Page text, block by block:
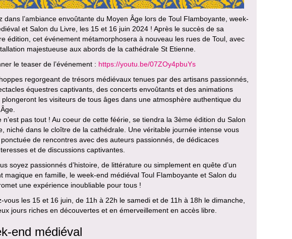
dans l’ambiance envoûtante du Moyen Âge lors de Toul Flamboyante, week-
et Salon du Livre, les 15 et 16 juin 2024 ! Après le succès de sa
édition, cet événement métamorphosera à nouveau les rues de Toul, avec
majestueuse aux abords de la cathédrale St Etienne.
le teaser de l’événement : https://youtu.be/07ZOy4pbuYs
regorgeant de trésors médiévaux tenues par des artisans passionnés,
équestres captivants, des concerts envoûtants et des animations
plongeront les visiteurs de tous âges dans une atmosphère authentique du
n’est pas tout ! Au coeur de cette féérie, se tiendra la 3ème édition du Salon
niché dans le cloître de la cathédrale. Une véritable journée intense vous
de rencontres avec des auteurs passionnés, de dédicaces
et de discussions captivantes.
soyez passionnés d’histoire, de littérature ou simplement en quête d’un
magique en famille, le week-end médiéval Toul Flamboyante et Salon du
une expérience inoubliable pour tous !
vous les 15 et 16 juin, de 11h à 22h le samedi et de 11h à 18h le dimanche,
jours riches en découvertes et en émerveillement en accès libre.
end médiéval